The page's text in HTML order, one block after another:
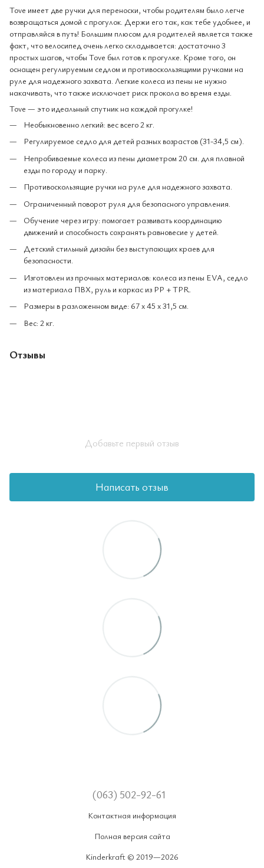
Tove имеет две ручки для переноски, чтобы родителям было легче
возвращаться домой с прогулок. Держи его так, как тебе удобнее, и
отправляйся в путь! Большим плюсом для родителей является также
факт, что велосипед очень легко складывается: достаточно 3
простых шагов, чтобы Tove был готов к прогулке. Кроме того, он
оснащен регулируемым седлом и противоскользящими ручками на
руле для надежного захвата. Легкие колеса из пены не нужно
накачивать, что также исключает риск прокола во время езды.
Tove — это идеальный спутник на каждой прогулке!
Необыкновенно легкий: вес всего 2 кг.
Регулируемое седло для детей разных возрастов (31-34,5 см).
Непробиваемые колеса из пены диаметром 20 см. для плавной
езды по городу и парку.
Противоскользящие ручки на руле для надежного захвата.
Ограниченный поворот руля для безопасного управления.
Обучение через игру: помогает развивать координацию
движений и способность сохранять равновесие у детей.
Детский стильный дизайн без выступающих краев для
безопасности.
Изготовлен из прочных материалов: колеса из пены EVA, седло
из материала ПВХ, руль и каркас из PP + TPR.
Размеры в разложенном виде: 67 x 45 x 31,5 см.
Вес: 2 кг.
Отзывы
Добавьте первый отзыв
Написать отзыв
(063) 502-92-61
Контактная информация
Полная версия сайта
Kinderkraft © 2019—2026